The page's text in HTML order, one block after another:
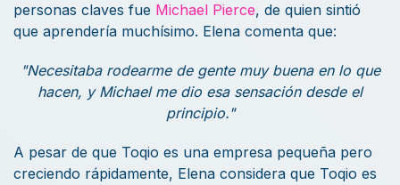
personas claves fue Michael Pierce, de quien sintió
que aprendería muchísimo. Elena comenta que:
"Necesitaba rodearme de gente muy buena en lo que
hacen, y Michael me dio esa sensación desde el
principio."
A pesar de que Toqio es una empresa pequeña pero
creciendo rápidamente, Elena considera que Toqio es